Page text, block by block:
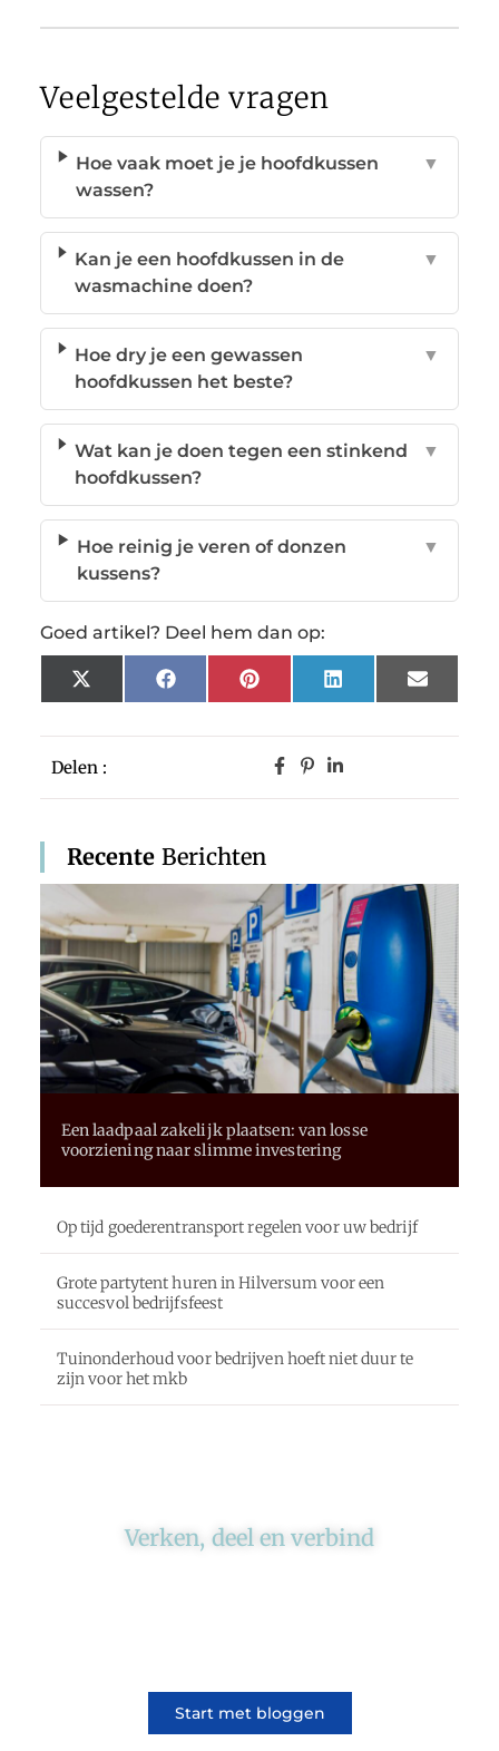
Delen :
Recente Berichten
Een laadpaal zakelijk plaatsen: van losse
voorziening naar slimme investering
Op tijd goederentransport regelen voor uw bedrijf
Grote partytent huren in Hilversum voor een
succesvol bedrijfsfeest
Tuinonderhoud voor bedrijven hoeft niet duur te
zijn voor het mkb
Verken, deel en verbind
Start met bloggen
Veelgestelde vragen
Hoe vaak moet je je hoofdkussen
wassen?
▼
Kan je een hoofdkussen in de
wasmachine doen?
▼
Hoe dry je een gewassen
hoofdkussen het beste?
▼
Wat kan je doen tegen een stinkend
hoofdkussen?
▼
Hoe reinig je veren of donzen
kussens?
▼
Goed artikel? Deel hem dan op:
X
(Twitter)
FacebookPinterestLinkedInEmail